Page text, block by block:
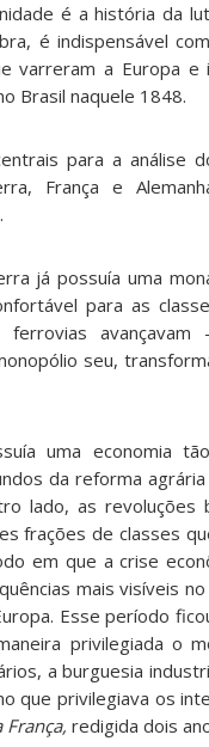
é a história da
é indispensável
varreram a Europa e
Brasil naquele 1848.
para a análise
França e
já possuía uma
para as
ferrovias
seu,
uma economia
da reforma
lado, as revoluções
frações de classes
em que a crise
mais visíveis
Esse período
privilegiada o
a burguesia
que privilegiava os
França, redigida dois